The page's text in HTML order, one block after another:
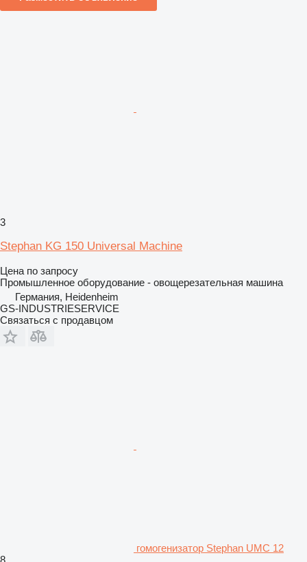
3
Stephan KG 150 Universal Machine
Цена по запросу
Промышленное оборудование - овощерезательная машина
Германия, Heidenheim
GS-INDUSTRIESERVICE
Связаться с продавцом
гомогенизатор Stephan UMC 12
8